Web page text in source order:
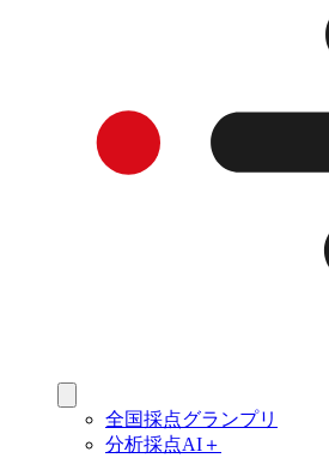
全国採点グランプリ
分析採点AI＋